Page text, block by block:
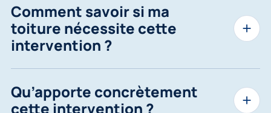
Comment savoir si ma
toiture nécessite cette
intervention ?
Qu’apporte concrètement
cette intervention ?